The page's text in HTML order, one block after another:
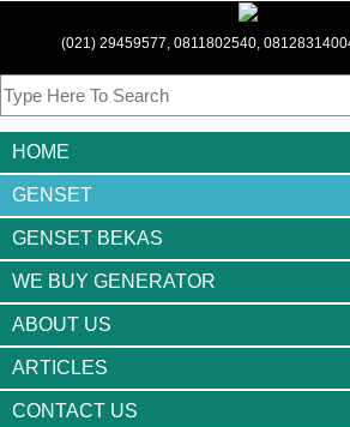
(021) 29459577, 0811802540,
HOME
GENSET
GENSET BEKAS
WE BUY GENERATOR
ABOUT US
ARTICLES
CONTACT US